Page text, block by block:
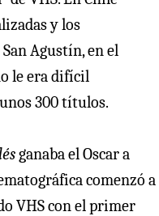
y los
Agustín, en el
le era difícil
300 títulos.
ganaba el Oscar a
comenzó a
VHS con el primer